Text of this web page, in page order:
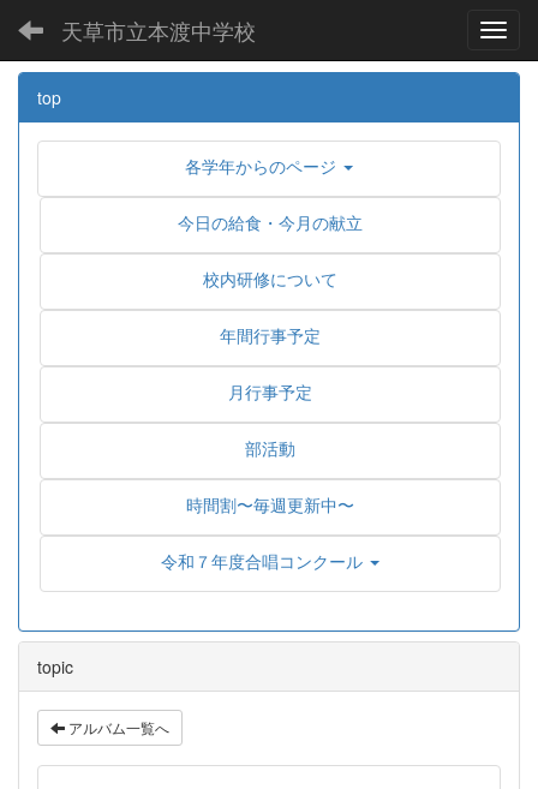
天草市立本渡中学校
top
各学年からのページ
今日の給食・今月の献立
校内研修について
年間行事予定
月行事予定
部活動
時間割〜毎週更新中〜
令和７年度合唱コンクール
topic
アルバム一覧へ